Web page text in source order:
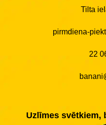
Tilta
pirmdiena-
22
Uzlīmes svētkiem,